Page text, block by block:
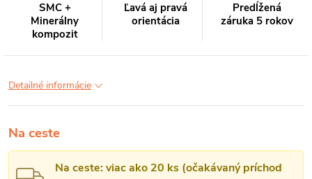
SMC +
Minerálny
kompozit
Ľavá aj pravá
orientácia
Predĺžená
záruka 5 rokov
Detailné informácie
Na ceste
Na ceste: viac ako 20 ks (očakávaný príchod